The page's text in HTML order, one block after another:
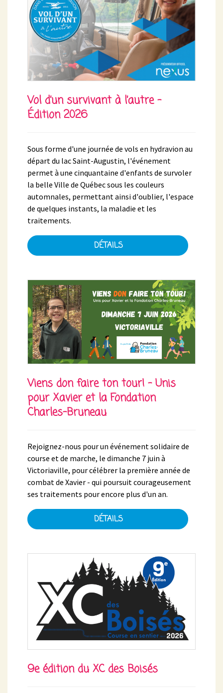
Vol d’un survivant à l’autre -
Édition 2026
Sous forme d'une journée de vols en hydravion au
départ du lac Saint-Augustin, l'événement
permet à une cinquantaine d'enfants de survoler
la belle Ville de Québec sous les couleurs
automnales, permettant ainsi d'oublier, l'espace
de quelques instants, la maladie et les
traitements.
DÉTAILS
Viens don faire ton tour! - Unis
pour Xavier et la Fondation
Charles-Bruneau
Rejoignez-nous pour un événement solidaire de
course et de marche, le dimanche 7 juin à
Victoriaville, pour célébrer la première année de
combat de Xavier - qui poursuit courageusement
ses traitements pour encore plus d'un an.
DÉTAILS
9e édition du XC des Boisés